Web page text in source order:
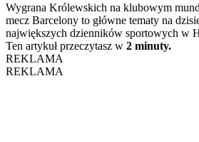
Wygrana Królewskich na klubowym
mecz Barcelony to główne tematy na
największych dzienników sportowych w
Ten artykuł przeczytasz w 2 minuty.
REKLAMA
REKLAMA